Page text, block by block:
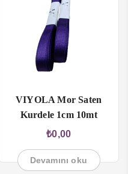
VIYOLA Mor Saten
Kurdele 1cm 10mt
₺0,00
Devamını oku